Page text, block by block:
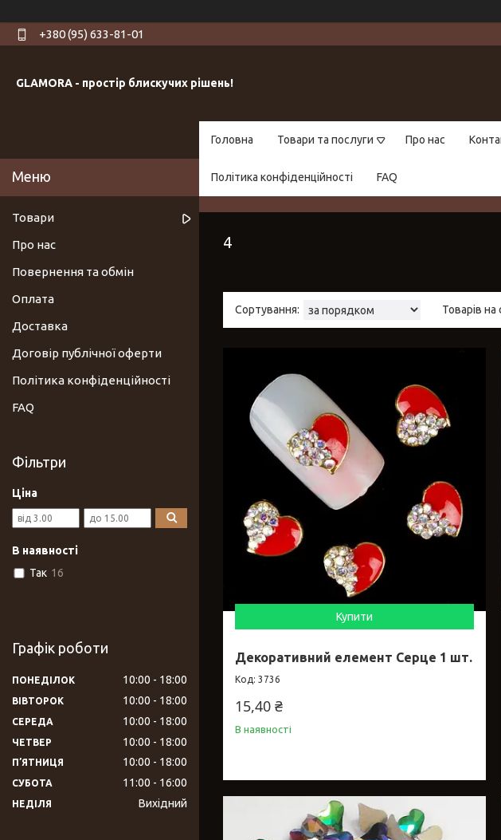
+380 (95) 633-81-01
GLAMORA - простір блискучих рішень!
Головна Товари та послуги Про нас
Політика конфіденційності FAQ
4
Купити
Декоративний елемент Серце 1 шт.
3736
15,40 ₴
В наявності
Товари
Про нас
Повернення та обмін
Оплата
Доставка
Договір публічної оферти
Політика конфіденційності
FAQ
Фільтри
Ціна
В наявності
Так 16
Графік роботи
ПОНЕДІЛОК 10:00 18:00
ВІВТОРОК 10:00 18:00
СЕРЕДА 10:00 18:00
ЧЕТВЕР 10:00 18:00
ПʼЯТНИЦЯ 10:00 18:00
СУБОТА 11:00 16:00
НЕДІЛЯ Вихідний